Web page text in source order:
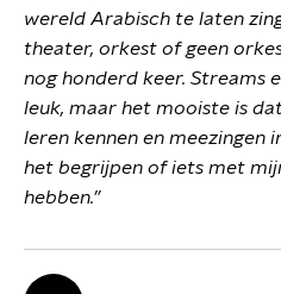
wereld Arabisch te laten
theater, orkest of geen
nog honderd keer. Streams
leuk, maar het mooiste is
leren kennen en meezingen
het begrijpen of iets met
hebben.”